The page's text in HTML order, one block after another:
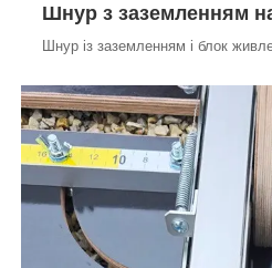
Шнур з заземленням
Шнур із заземленням і блок